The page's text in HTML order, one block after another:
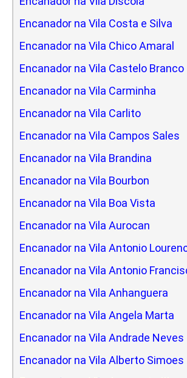
Encanador na Vila Costa e Silva
Encanador na Vila Chico Amaral
Encanador na Vila Castelo Branco
Encanador na Vila Carminha
Encanador na Vila Carlito
Encanador na Vila Campos Sales
Encanador na Vila Brandina
Encanador na Vila Bourbon
Encanador na Vila Boa Vista
Encanador na Vila Aurocan
Encanador na Vila Antonio
Encanador na Vila Antonio
Encanador na Vila Anhanguera
Encanador na Vila Angela Marta
Encanador na Vila Andrade Neves
Encanador na Vila Alberto Simoes